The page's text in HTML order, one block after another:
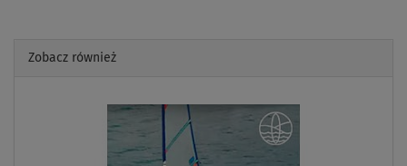
Zobacz również
Previous